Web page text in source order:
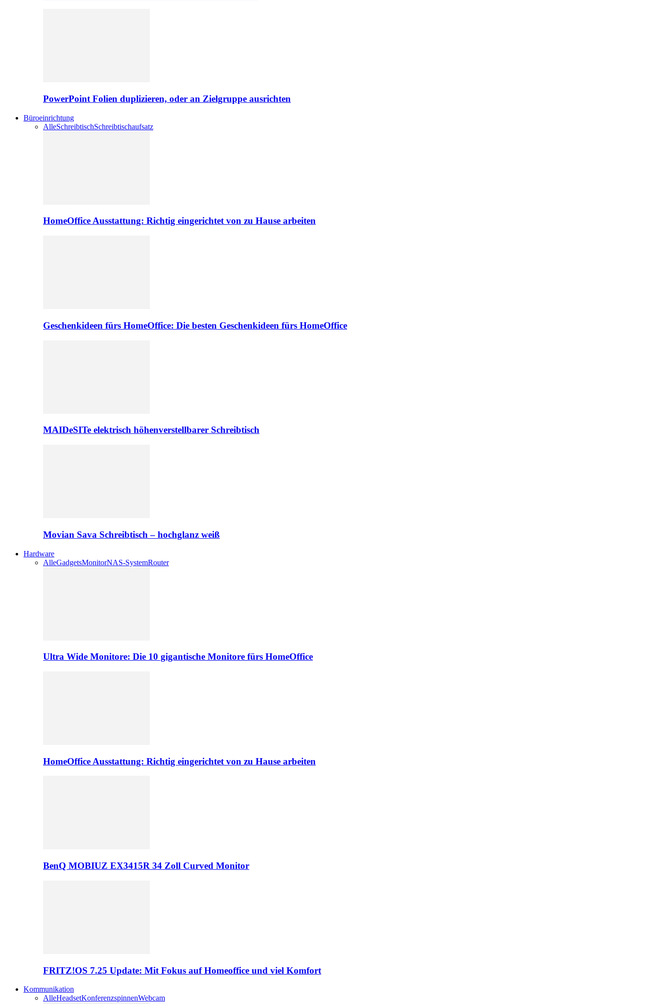
PowerPoint Folien duplizieren, oder an Zielgruppe ausrichten
Büroeinrichtung
AlleSchreibtischSchreibtischaufsatz
HomeOffice Ausstattung: Richtig eingerichtet von zu Hause arbeiten
Geschenkideen fürs HomeOffice: Die besten Geschenkideen fürs HomeOffice
MAIDeSITe elektrisch höhenverstellbarer Schreibtisch
Movian Sava Schreibtisch – hochglanz weiß
Hardware
AlleGadgetsMonitorNAS-SystemRouter
Ultra Wide Monitore: Die 10 gigantische Monitore fürs HomeOffice
HomeOffice Ausstattung: Richtig eingerichtet von zu Hause arbeiten
BenQ MOBIUZ EX3415R 34 Zoll Curved Monitor
FRITZ!OS 7.25 Update: Mit Fokus auf Homeoffice und viel Komfort
Kommunikation
AlleHeadsetKonferenzspinnenWebcam